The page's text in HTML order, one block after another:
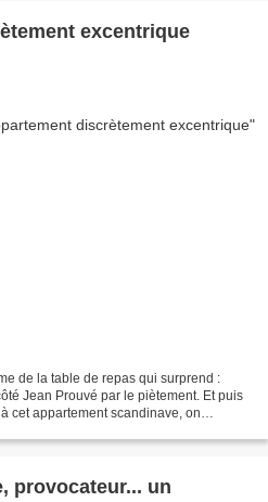
excentrique
de la table de repas qui surprend :
Jean Prouvé par le piètement. Et puis
cet appartement scandinave, on
provocateur... un